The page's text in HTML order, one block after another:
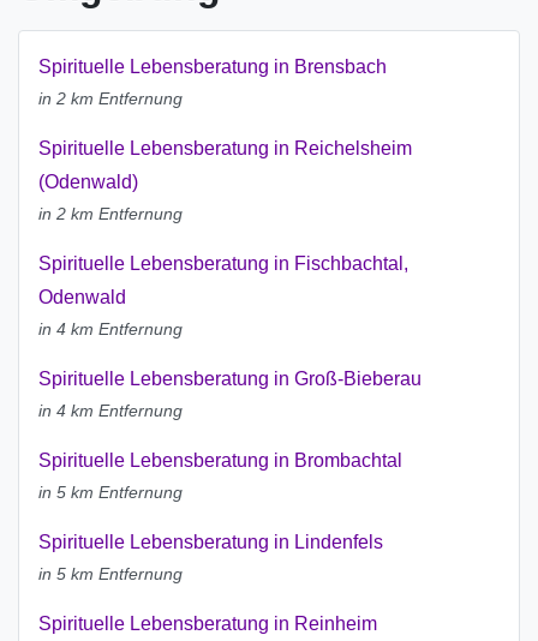
Spirituelle Lebensberatung in Brensbach
in 2 km Entfernung
Spirituelle Lebensberatung in Reichelsheim
(Odenwald)
in 2 km Entfernung
Spirituelle Lebensberatung in Fischbachtal,
Odenwald
in 4 km Entfernung
Spirituelle Lebensberatung in Groß-Bieberau
in 4 km Entfernung
Spirituelle Lebensberatung in Brombachtal
in 5 km Entfernung
Spirituelle Lebensberatung in Lindenfels
in 5 km Entfernung
Spirituelle Lebensberatung in Reinheim